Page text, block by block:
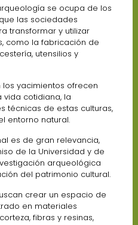
se ocupa de los
las sociedades
transformar y utilizar
como la fabricación de
utensilios y
yacimientos ofrecen
cotidiana, la
técnicas de estas culturas,
entorno natural.
es de gran relevancia,
de la Universidad y de
arqueológica
del patrimonio cultural.
crear un espacio de
en materiales
fibras y resinas,